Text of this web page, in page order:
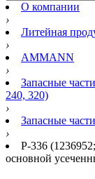
О компании
›
Литейная
›
AMMANN
›
Запасные
240, 320)
›
Запасные
›
Р-336
основной